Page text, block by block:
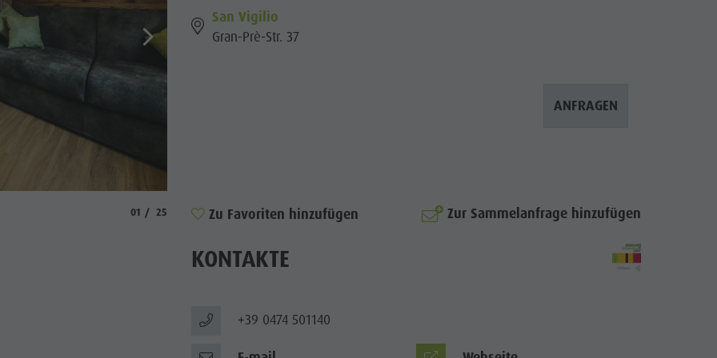
Museen & Sehenswürdigkeiten
© plaies © Plaies
aria.slide_indicator.prefix
01 aria.slide_indicator.of
25
San Vigilio
Gran-Prè-Str. 37
ANFRAGEN
Zur Sammelanfrage hinzufügen
Zu Favoriten hinzufügen
KONTAKTE
+39 0474 501140